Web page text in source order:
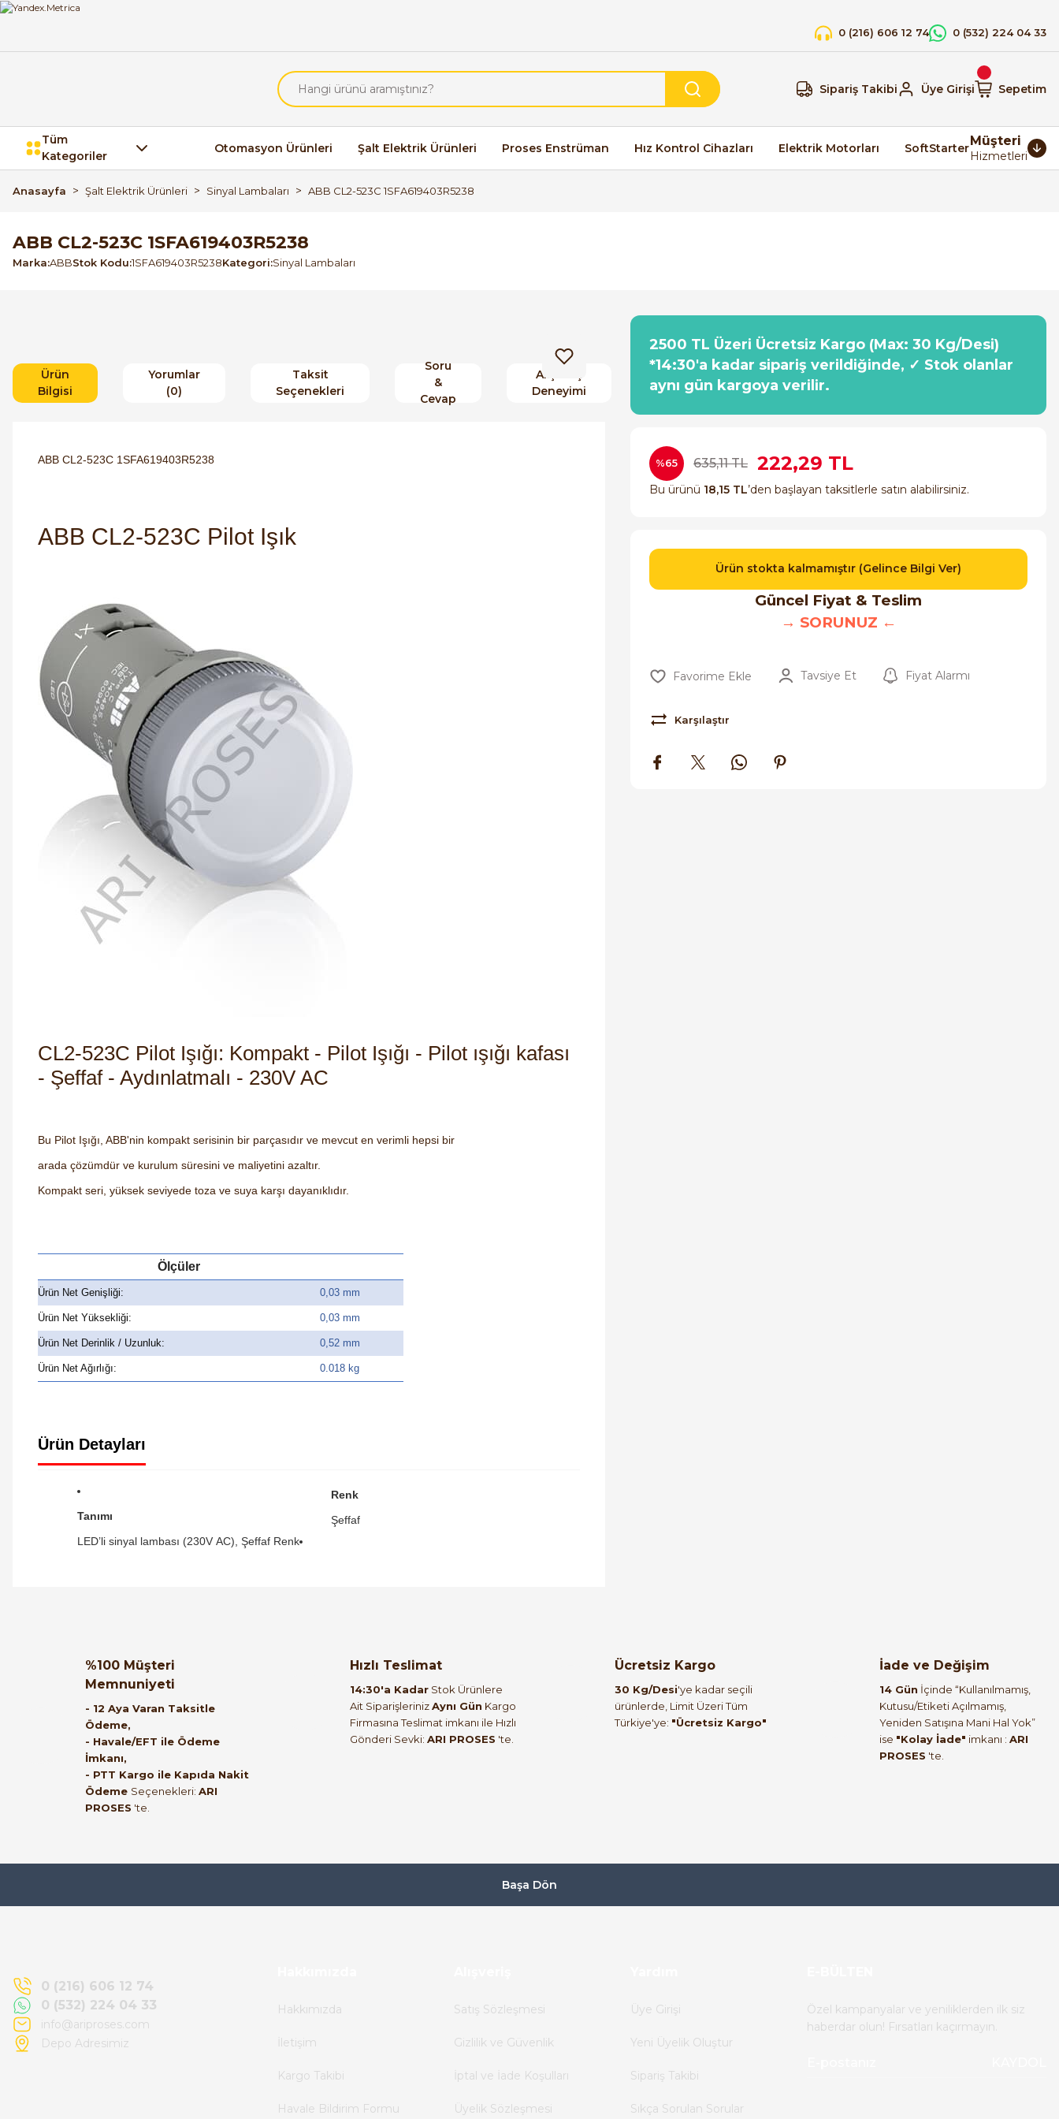
0 (216) 606 12 74 0 (532) 224 04 33
Sipariş Takibi Üye Girişi Sepetim
Tüm
Kategoriler
Otomasyon Ürünleri Şalt Elektrik Ürünleri Proses Enstrüman Hız Kontrol Cihazları Elektrik Motorları SoftStarterMüşteri
Hizmetleri
Anasayfa Şalt Elektrik Ürünleri Sinyal Lambaları ABB CL2-523C 1SFA619403R5238
ABB CL2-523C 1SFA619403R5238
Marka ABBStok Kodu 1SFA619403R5238Kategori Sinyal Lambaları
Ürün
Bilgisi
Yorumlar
(0)
Taksit
Seçenekleri
Soru
&
Cevap
Alışveriş
Deneyimi
ABB CL2-523C 1SFA619403R5238
ABB CL2-523C Pilot Işık
CL2-523C Pilot Işığı: Kompakt - Pilot Işığı - Pilot ışığı kafası
- Şeffaf - Aydınlatmalı - 230V AC
Bu Pilot Işığı, ABB'nin kompakt serisinin bir parçasıdır ve mevcut en verimli hepsi bir
arada çözümdür ve kurulum süresini ve maliyetini azaltır.
Kompakt seri, yüksek seviyede toza ve suya karşı dayanıklıdır.
Ölçüler
Ürün Net Genişliği: 0,03 mm
Ürün Net Yüksekliği: 0,03 mm
Ürün Net Derinlik / Uzunluk: 0,52 mm
Ürün Net Ağırlığı: 0.018 kg
Ürün Detayları
Tanımı
LED’li sinyal lambası (230V AC), Şeffaf Renk
Renk
Şeffaf
B... A... | 27/06/2026
Satıcı ilgili ve çok yardım severdi bundan
mehmet bey ilgi ve alakası için teşekkür
Paketleme özenliydi, alışveriş sürecinden
Alışveriş süreci de hızlı ve problemsiz geçti.
Havale ile odeme yaptim ve tedirgindim ama
2500 TL Üzeri Ücretsiz Kargo (Max: 30 Kg/Desi)
*14:30'a kadar sipariş verildiğinde, ✓ Stok olanlar
aynı gün kargoya verilir.
%65 635,11 TL 222,29 TL
Bu ürünü 18,15 TL’den başlayan taksitlerle satın alabilirsiniz.
Ürün stokta kalmamıştır (Gelince Bilgi Ver)
Güncel Fiyat & Teslim
→ SORUNUZ ←
Tavsiye Et Fiyat Alarmı
Karşılaştır
%100 Müşteri
Memnuniyeti
- 12 Aya Varan Taksitle
Ödeme,
- Havale/EFT ile Ödeme
İmkanı,
- PTT Kargo ile Kapıda Nakit
Ödeme Seçenekleri: ARI
PROSES 'te.
Hızlı Teslimat
14:30'a Kadar Stok Ürünlere
Ait SiparişlerinizAynı Gün Kargo
Firmasına Teslimat imkanı ile Hızlı
Gönderi Sevki: ARI PROSES 'te.
Ücretsiz Kargo
30 Kg/Desi'ye kadar seçili
ürünlerde, Limit Üzeri Tüm
Türkiye'ye: "Ücretsiz Kargo"
İade ve Değişim
14 Gün İçinde “Kullanılmamış,
Kutusu/Etiketi Açılmamış,
Yeniden Satışına Mani Hal Yok”
ise "Kolay İade" imkanı : ARI
PROSES 'te.
Başa Dön
0 (216) 606 12 74
0 (532) 224 04 33
info@ariproses.com
Depo Adresimiz
Hakkımızda
İletişim
Kargo Takibi
Havale Bildirim Formu
Satış Sözleşmesi
Gizlilik ve Güvenlik
İptal ve İade Koşulları
Üyelik Sözleşmesi
Üye Girişi
Yeni Üyelik Oluştur
Sipariş Takibi
Sıkça Sorulan Sorular
Özel kampanyalar ve yeniliklerden ilk siz
haberdar olun! Fırsatları kaçırmayın.